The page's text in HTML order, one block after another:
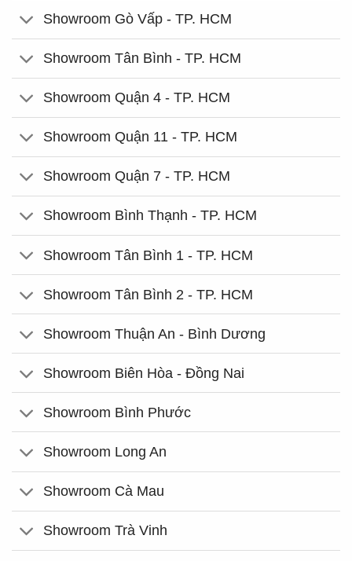
Showroom Gò Vấp - TP. HCM
Showroom Tân Bình - TP. HCM
Showroom Quận 4 - TP. HCM
Showroom Quận 11 - TP. HCM
Showroom Quận 7 - TP. HCM
Showroom Bình Thạnh - TP. HCM
Showroom Tân Bình 1 - TP. HCM
Showroom Tân Bình 2 - TP. HCM
Showroom Thuận An - Bình Dương
Showroom Biên Hòa - Đồng Nai
Showroom Bình Phước
Showroom Long An
Showroom Cà Mau
Showroom Trà Vinh